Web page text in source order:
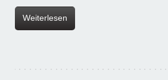
Weiterlesen